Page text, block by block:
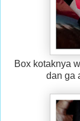
Box kotaknya
dan ga